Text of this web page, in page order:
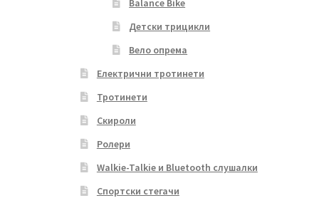
Balance Bike
Детски трицикли
Вело опрема
Електрични тротинети
Тротинети
Скироли
Ролери
Walkie-Talkie и Bluetooth слушалки
Спортски стегачи